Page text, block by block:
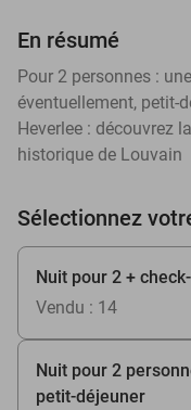
En résumé
Pour 2 personnes :
éventuellement, petit-
Heverlee : découvrez
historique de Louvain
Sélectionnez
Nuit pour 2 +
Vendu : 14
Nuit pour 2
petit-déjeuner